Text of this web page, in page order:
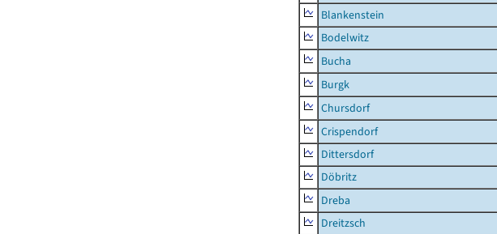
Blankenstein
Bodelwitz
Bucha
Burgk
Chursdorf
Crispendorf
Dittersdorf
Döbritz
Dreba
Dreitzsch